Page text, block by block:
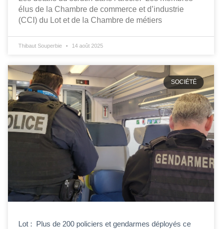
élus de la Chambre de commerce et d’industrie
(CCI) du Lot et de la Chambre de métiers
Thibaut Souperbie 14 août 2025
SOCIÉTÉ
Lot : Plus de 200 policiers et gendarmes déployés ce